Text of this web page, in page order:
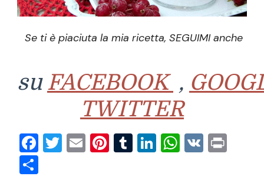
Se ti è piaciuta la mia ricetta, SEGUIMI anche
suFACEBOOK ,
TWITTER
Facebook
Twitter
EmailPinterest
Tumblr
LinkedIn
VK